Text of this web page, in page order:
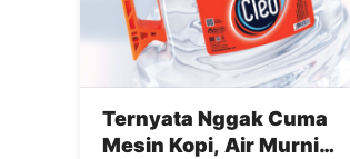
Ternyata Nggak Cuma
Mesin Kopi, Air Murni